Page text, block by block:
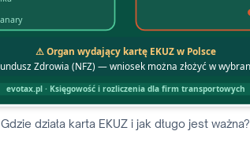
Gdzie działa karta EKUZ i jak długo jest ważna?